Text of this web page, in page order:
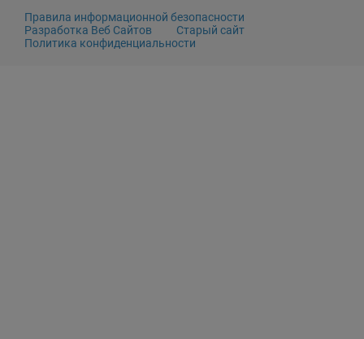
Правила информационной безопасности
Разработка Веб Сайтов
Старый сайт
Политика конфиденциальности